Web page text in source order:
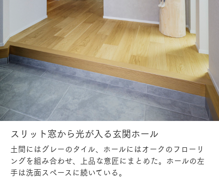
スリット窓から光が入る玄関ホール
土間にはグレーのタイル、ホールにはオークのフローリ
ングを組み合わせ、上品な意匠にまとめた。ホールの左
手は洗面スペースに続いている。